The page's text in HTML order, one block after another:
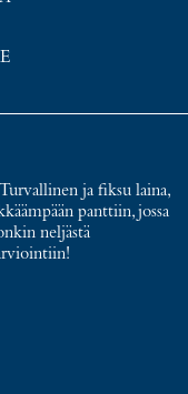
ja fiksu laina,
panttiin, jossa
neljästä